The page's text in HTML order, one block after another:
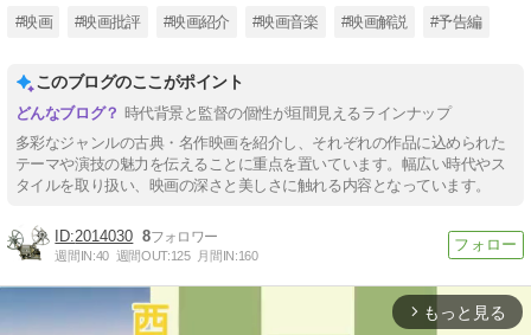
#映画 #映画批評 #映画紹介 #映画音楽 #映画解説 #予告編
このブログのここがポイント
時代背景と監督の個性が垣間見えるラインナップ
多彩なジャンルの古典・名作映画を紹介し、それぞれの作品に込められた
テーマや演技の魅力を伝えることに重点を置いています。幅広い時代やス
タイルを取り扱い、映画の深さと美しさに触れる内容となっています。
2014030 8
週間IN:40 週間OUT:125 月間IN:160
arrow_forward_ios もっと見る